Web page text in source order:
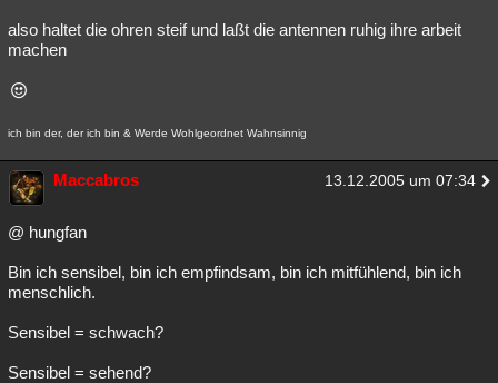
also haltet die ohren steif und laßt die antennen ruhig ihre arbeit
machen
ich bin der, der ich bin & Werde Wohlgeordnet Wahnsinnig
Maccabros 13.12.2005 um 07:34
@ hungfan
Bin ich sensibel, bin ich empfindsam, bin ich mitfühlend, bin ich
menschlich.
Sensibel = schwach?
Sensibel = sehend?